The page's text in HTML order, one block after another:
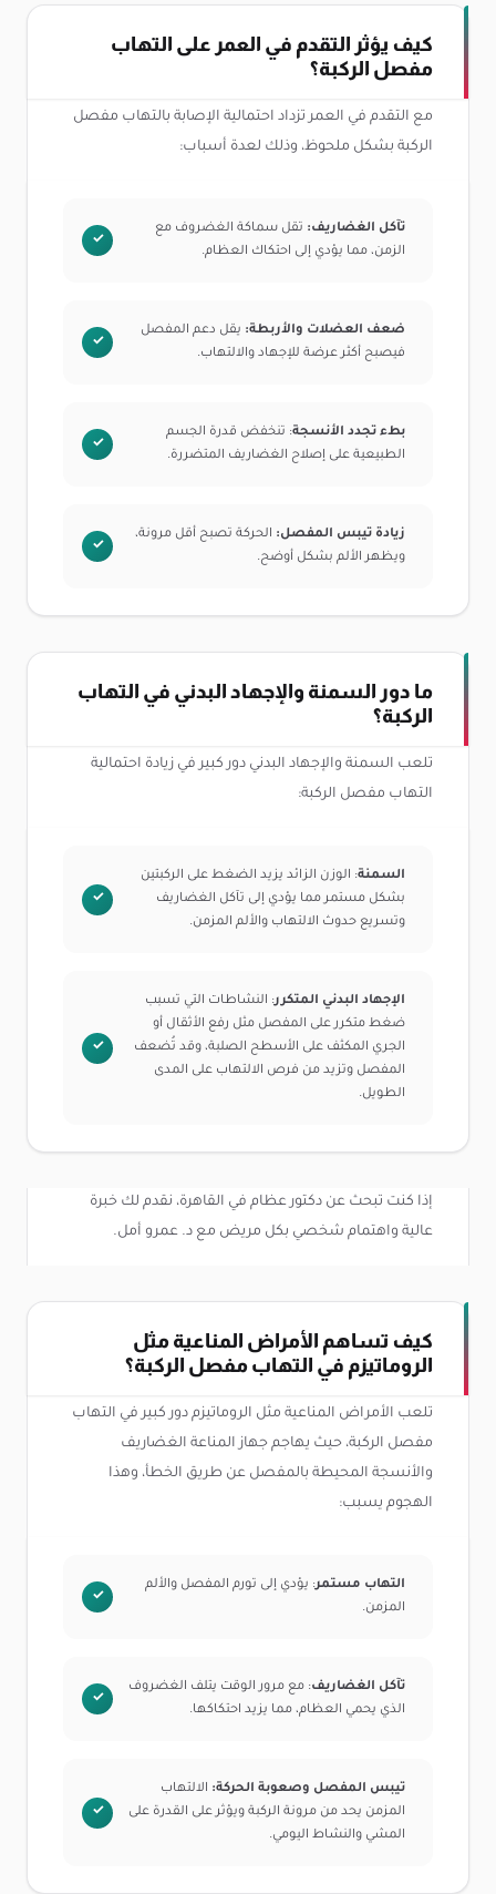
كيف يؤثر التقدم في العمر على التهاب
مفصل الركبة؟
مع التقدم في العمر تزداد احتمالية الإصابة بالتهاب مفصل
الركبة بشكل ملحوظ، وذلك لعدة أسباب:
تآكل الغضاريف: تقل سماكة الغضروف مع
الزمن، مما يؤدي إلى احتكاك العظام.
ضعف العضلات والأربطة: يقل دعم المفصل
فيصبح أكثر عرضة للإجهاد والالتهاب.
بطء تجدد الأنسجة: تنخفض قدرة الجسم
الطبيعية على إصلاح الغضاريف المتضررة.
زيادة تيبس المفصل: الحركة تصبح أقل مرونة،
ويظهر الألم بشكل أوضح.
ما دور السمنة والإجهاد البدني في التهاب
الركبة؟
تلعب السمنة والإجهاد البدني دور كبير في زيادة احتمالية
التهاب مفصل الركبة:
السمنة: الوزن الزائد يزيد الضغط على الركبتين
بشكل مستمر مما يؤدي إلى تآكل الغضاريف
وتسريع حدوث الالتهاب والألم المزمن.
الإجهاد البدني المتكرر: النشاطات التي تسبب
ضغط متكرر على المفصل مثل رفع الأثقال أو
الجري المكثف على الأسطح الصلبة، وقد تُضعف
المفصل وتزيد من فرص الالتهاب على المدى
الطويل.
إذا كنت تبحث عن دكتور عظام في القاهرة، نقدم لك خبرة
عالية واهتمام شخصي بكل مريض مع د. عمرو أمل.
كيف تساهم الأمراض المناعية مثل
الروماتيزم في التهاب مفصل الركبة؟
تلعب الأمراض المناعية مثل الروماتيزم دور كبير في التهاب
مفصل الركبة، حيث يهاجم جهاز المناعة الغضاريف
والأنسجة المحيطة بالمفصل عن طريق الخطأ، وهذا
الهجوم يسبب:
التهاب مستمر: يؤدي إلى تورم المفصل والألم
المزمن.
تآكل الغضاريف: مع مرور الوقت يتلف الغضروف
الذي يحمي العظام، مما يزيد احتكاكها.
تيبس المفصل وصعوبة الحركة: الالتهاب
المزمن يحد من مرونة الركبة ويؤثر على القدرة على
المشي والنشاط اليومي.